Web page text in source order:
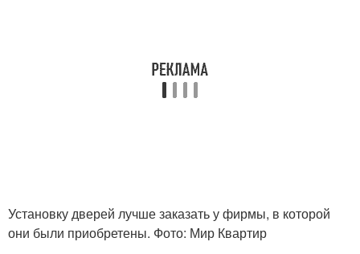
Установку дверей лучше заказать у фирмы, в которой
они были приобретены. Фото: Мир Квартир